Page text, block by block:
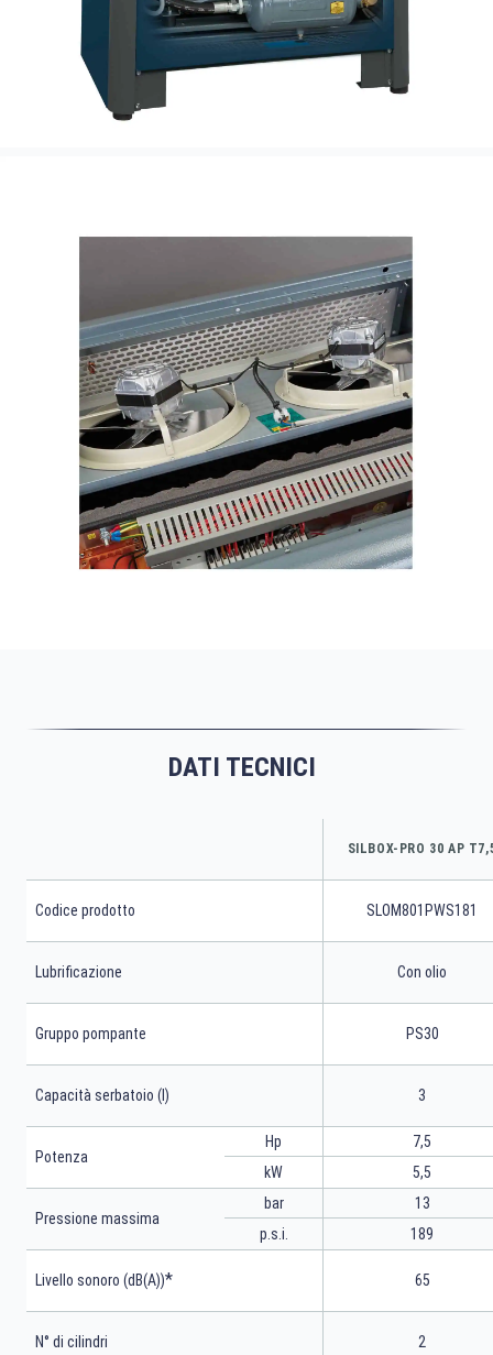
DATI TECNICI
SILBOX-PRO 30 AP
Codice prodotto SLOM801PWS181
Lubrificazione Con olio
Gruppo pompante PS30
Capacità serbatoio (l) 3
Potenza
Hp
kW
7,5
5,5
Pressione massima
bar
p.s.i.
13
189
Livello sonoro (dB(A))* 65
N° di cilindri 2